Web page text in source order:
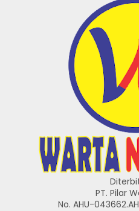
PT. Pilar
No. AHU-